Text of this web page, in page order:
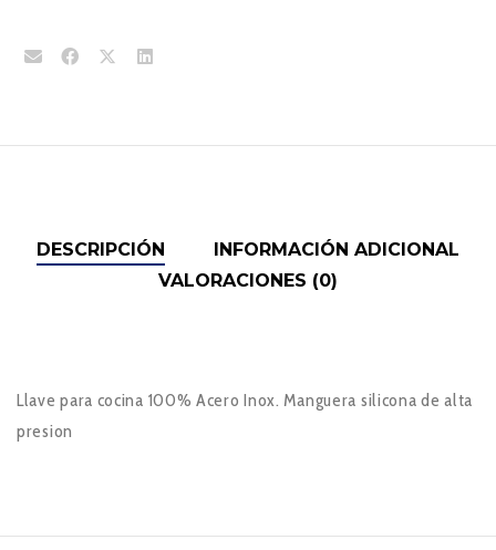
DESCRIPCIÓN
INFORMACIÓN ADICIONAL
VALORACIONES (0)
Llave para cocina 100% Acero Inox. Manguera silicona de alta
presion